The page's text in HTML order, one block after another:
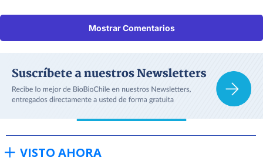
Mostrar Comentarios
VISTO AHORA